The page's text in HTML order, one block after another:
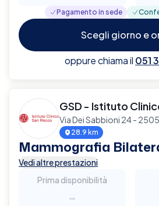
Pagamento in sede
Scegli giorno e
oppure chiama il 051
GSD - Istituto
Via Dei Sabbioni 24 -
28.9 km
Mammografia
Vedi altre prestazioni
Prima disponibilità
-